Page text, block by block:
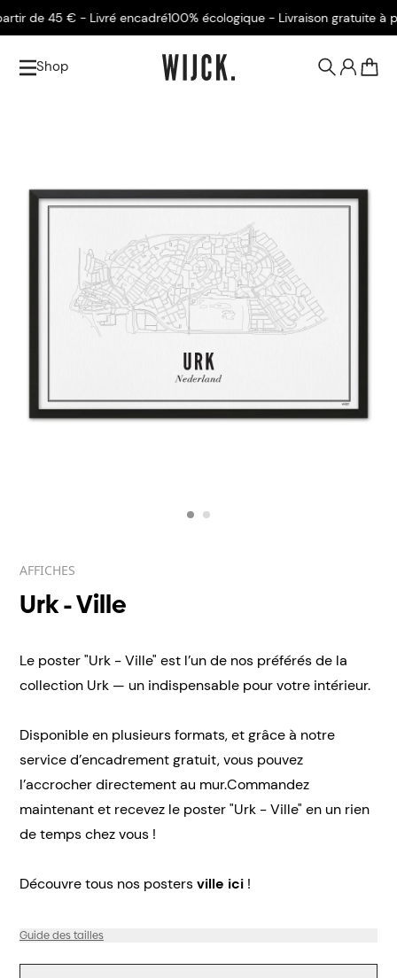
de 45 € - Livré encadré100% écologique - Livraison gratuite à
Shop
AFFICHES
Urk - Ville
Le poster "Urk - Ville" est l’un de nos préférés de la
collection Urk — un indispensable pour votre intérieur.
Disponible en plusieurs formats, et grâce à notre
service d’encadrement gratuit, vous pouvez
l’accrocher directement au mur.Commandez
maintenant et recevez le poster "Urk - Ville" en un rien
de temps chez vous !
Découvre tous nos postersville ici !
Guide des tailles